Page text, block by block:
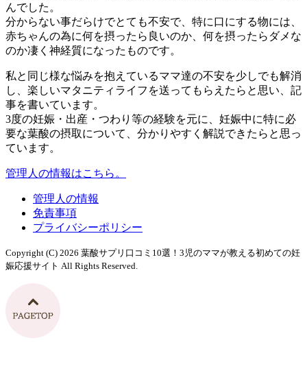
んでした。
分からない事だらけでとても不安で、特に口にする物には、
赤ちゃんの為に何を摂ったら良いのか、何を摂ったらダメな
のか凄く神経質になったものです。
私と同じ様な悩みを抱えているママ達の不安を少しでも解消
し、楽しいマタニティライフを送ってもらえたらと思い、記
事を書いています。
3度の妊娠・出産・つわり等の経験を元に、妊娠中に特に必
要な葉酸の摂取について、分かりやすく解説できたらと思っ
ています。
管理人の情報はこちら。
管理人の情報
免責事項
プライバシーポリシー
Copyright (C) 2026 葉酸サプリ口コミ10選！3児のママが教える初めての妊
娠応援サイト All Rights Reserved.